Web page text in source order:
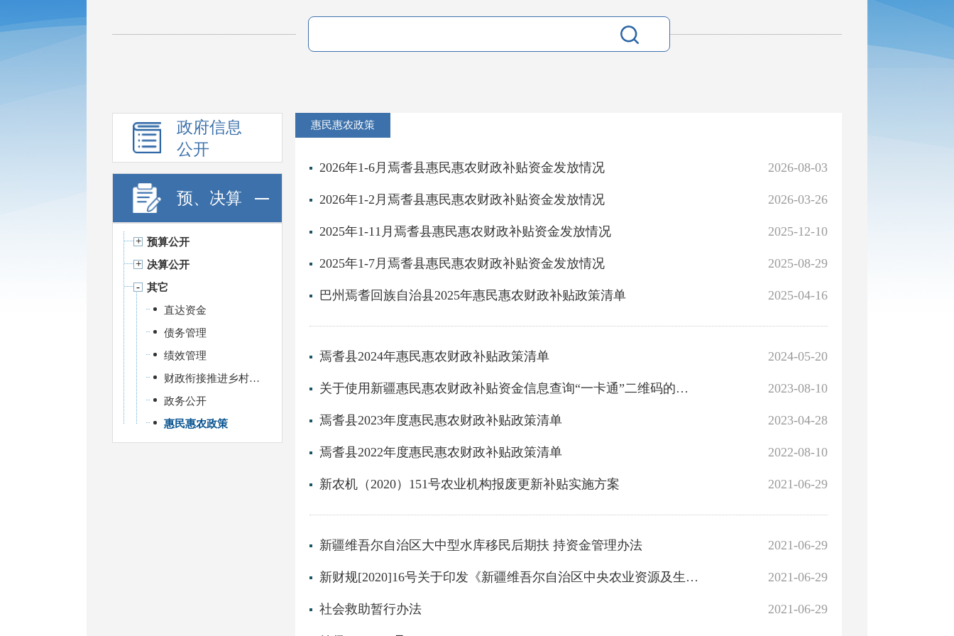
政府信息
公开
预、决算
预算公开
决算公开
其它
直达资金
债务管理
绩效管理
财政衔接推进乡村振兴补助资金
政务公开
惠民惠农政策
惠民惠农政策
2026-08-03
2026年1-6月焉耆县惠民惠农财政补贴资金发放情况
2026-03-26
2026年1-2月焉耆县惠民惠农财政补贴资金发放情况
2025-12-10
2025年1-11月焉耆县惠民惠农财政补贴资金发放情况
2025-08-29
2025年1-7月焉耆县惠民惠农财政补贴资金发放情况
2025-04-16
巴州焉耆回族自治县2025年惠民惠农财政补贴政策清单
2024-05-20
焉耆县2024年惠民惠农财政补贴政策清单
2023-08-10
关于使用新疆惠民惠农财政补贴资金信息查询“一卡通”二维码的公告
2023-04-28
焉耆县2023年度惠民惠农财政补贴政策清单
2022-08-10
焉耆县2022年度惠民惠农财政补贴政策清单
2021-06-29
新农机（2020）151号农业机构报废更新补贴实施方案
2021-06-29
新疆维吾尔自治区大中型水库移民后期扶 持资金管理办法
2021-06-29
新财规[2020]16号关于印发《新疆维吾尔自治区中央农业资源及生态保护补助资金管理实施细则》的通知
2021-06-29
社会救助暂行办法